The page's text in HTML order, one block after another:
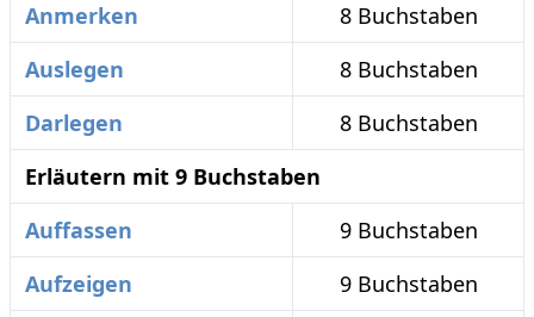
Anmerken
8 Buchstaben
Auslegen
8 Buchstaben
Darlegen
8 Buchstaben
Erläutern mit 9 Buchstaben
Auffassen
9 Buchstaben
Aufzeigen
9 Buchstaben